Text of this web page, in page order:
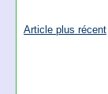
Article plus récent